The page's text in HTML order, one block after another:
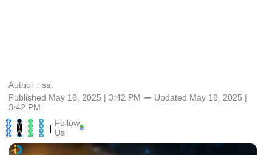
Author : sai
Published May 16, 2025 | 3:42 PM ⚊ Updated May 16, 2025 |
3:42 PM
| Follow
Us